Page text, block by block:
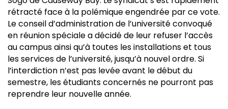
rétracté face à la polémique engendrée par ce vote.
Le conseil d’administration de l’université convoqué
en réunion spéciale a décidé de leur refuser l’accès
au campus ainsi qu’à toutes les installations et tous
les services de l’université, jusqu’à nouvel ordre. Si
l’interdiction n’est pas levée avant le début du
semestre, les étudiants concernés ne pourront pas
reprendre leur nouvelle année.